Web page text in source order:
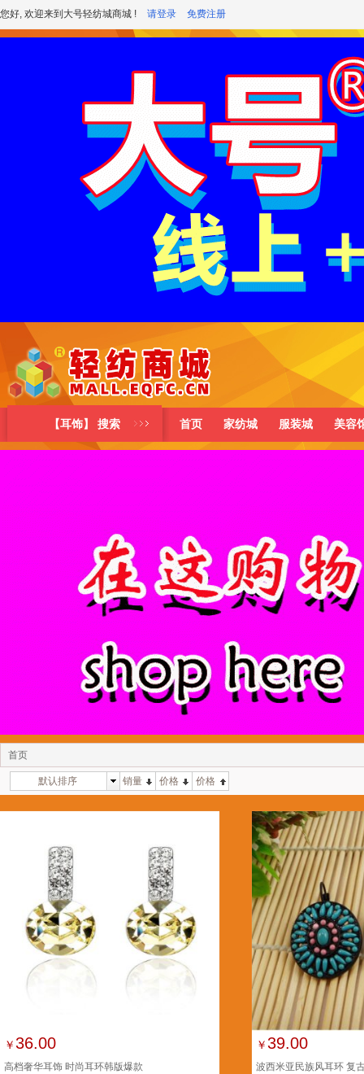
您好, 欢迎来到大号轻纺城商城 ! 请登录 免费注册
【耳饰】 搜索 首页 家纺城 服装城 美容
首页
默认排序 销量 价格 价格
￥36.00
高档奢华耳饰 时尚耳环韩版爆款
￥39.00
波西米亚民族风耳环 复